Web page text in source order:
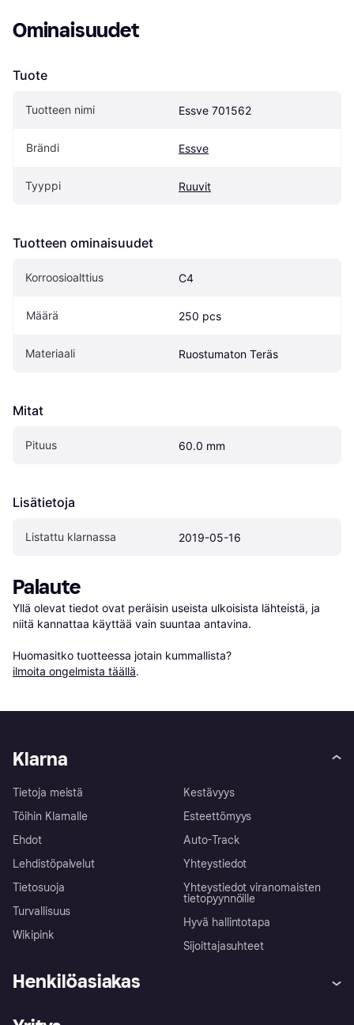
Ominaisuudet
Tuote
Tuotteen nimi Essve 701562
Brändi Essve
Tyyppi Ruuvit
Tuotteen ominaisuudet
Korroosioalttius C4
Määrä 250 pcs
Materiaali Ruostumaton Teräs
Mitat
Pituus 60.0 mm
Lisätietoja
Listattu klarnassa 2019-05-16
Palaute
Yllä olevat tiedot ovat peräisin useista ulkoisista lähteistä, ja
niitä kannattaa käyttää vain suuntaa antavina.
Huomasitko tuotteessa jotain kummallista?
ilmoita ongelmista täällä.
Klarna
Tietoja meistä
Töihin Klarnalle
Ehdot
Lehdistöpalvelut
Tietosuoja
Turvallisuus
Wikipink
Kestävyys
Esteettömyys
Auto-Track
Yhteystiedot
Yhteystiedot viranomaisten
tietopyynnöille
Hyvä hallintotapa
Sijoittajasuhteet
Henkilöasiakas
Ohje